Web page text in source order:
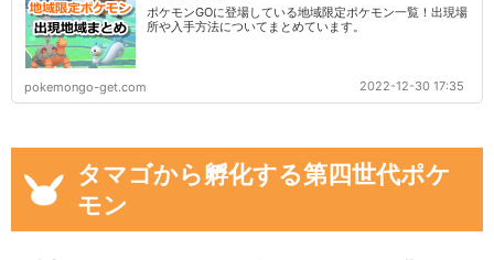
ポケモンGOに登場している地域限定ポケモン一覧！出現場
所や入手方法についてまとめています。
pokemongo-get.com 2022-12-30 17:35
タマゴから孵化する第四世代ポケ
モン